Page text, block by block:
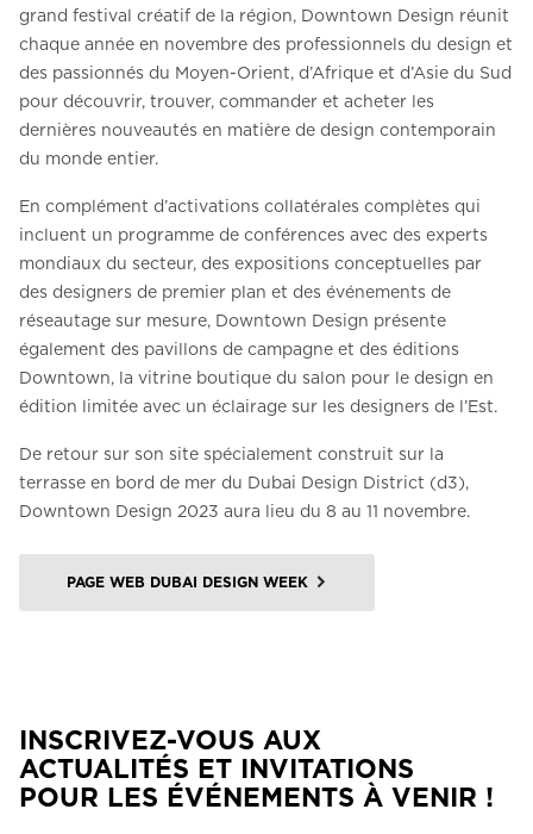
grand festival créatif de la région, Downtown Design réunit
chaque année en novembre des professionnels du design et
des passionnés du Moyen-Orient, d’Afrique et d’Asie du Sud
pour découvrir, trouver, commander et acheter les
dernières nouveautés en matière de design contemporain
du monde entier.
En complément d’activations collatérales complètes qui
incluent un programme de conférences avec des experts
mondiaux du secteur, des expositions conceptuelles par
des designers de premier plan et des événements de
réseautage sur mesure, Downtown Design présente
également des pavillons de campagne et des éditions
Downtown, la vitrine boutique du salon pour le design en
édition limitée avec un éclairage sur les designers de l’Est.
De retour sur son site spécialement construit sur la
terrasse en bord de mer du Dubai Design District (d3),
Downtown Design 2023 aura lieu du 8 au 11 novembre.
PAGE WEB DUBAI DESIGN WEEK
INSCRIVEZ-VOUS AUX
ACTUALITÉS ET INVITATIONS
POUR LES ÉVÉNEMENTS À VENIR !